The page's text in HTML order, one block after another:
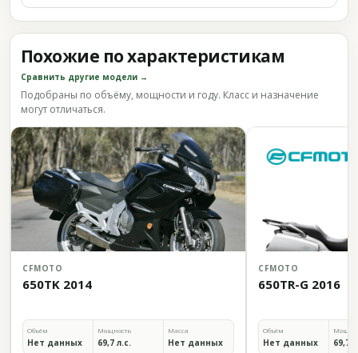
Похожие по характеристикам
Сравнить другие модели →
Подобраны по объёму, мощности и году. Класс и назначение
могут отличаться.
CFMOTO
650TK 2014
Объём
Нет данных
Мощность
69,7 л.с.
Масса
Нет данных
CFMOTO
650TR-G 2016
Объём
Нет данных 69,7